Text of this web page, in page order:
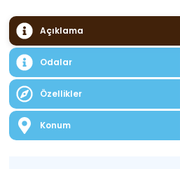
Açıklama
Odalar
Özellikler
Konum